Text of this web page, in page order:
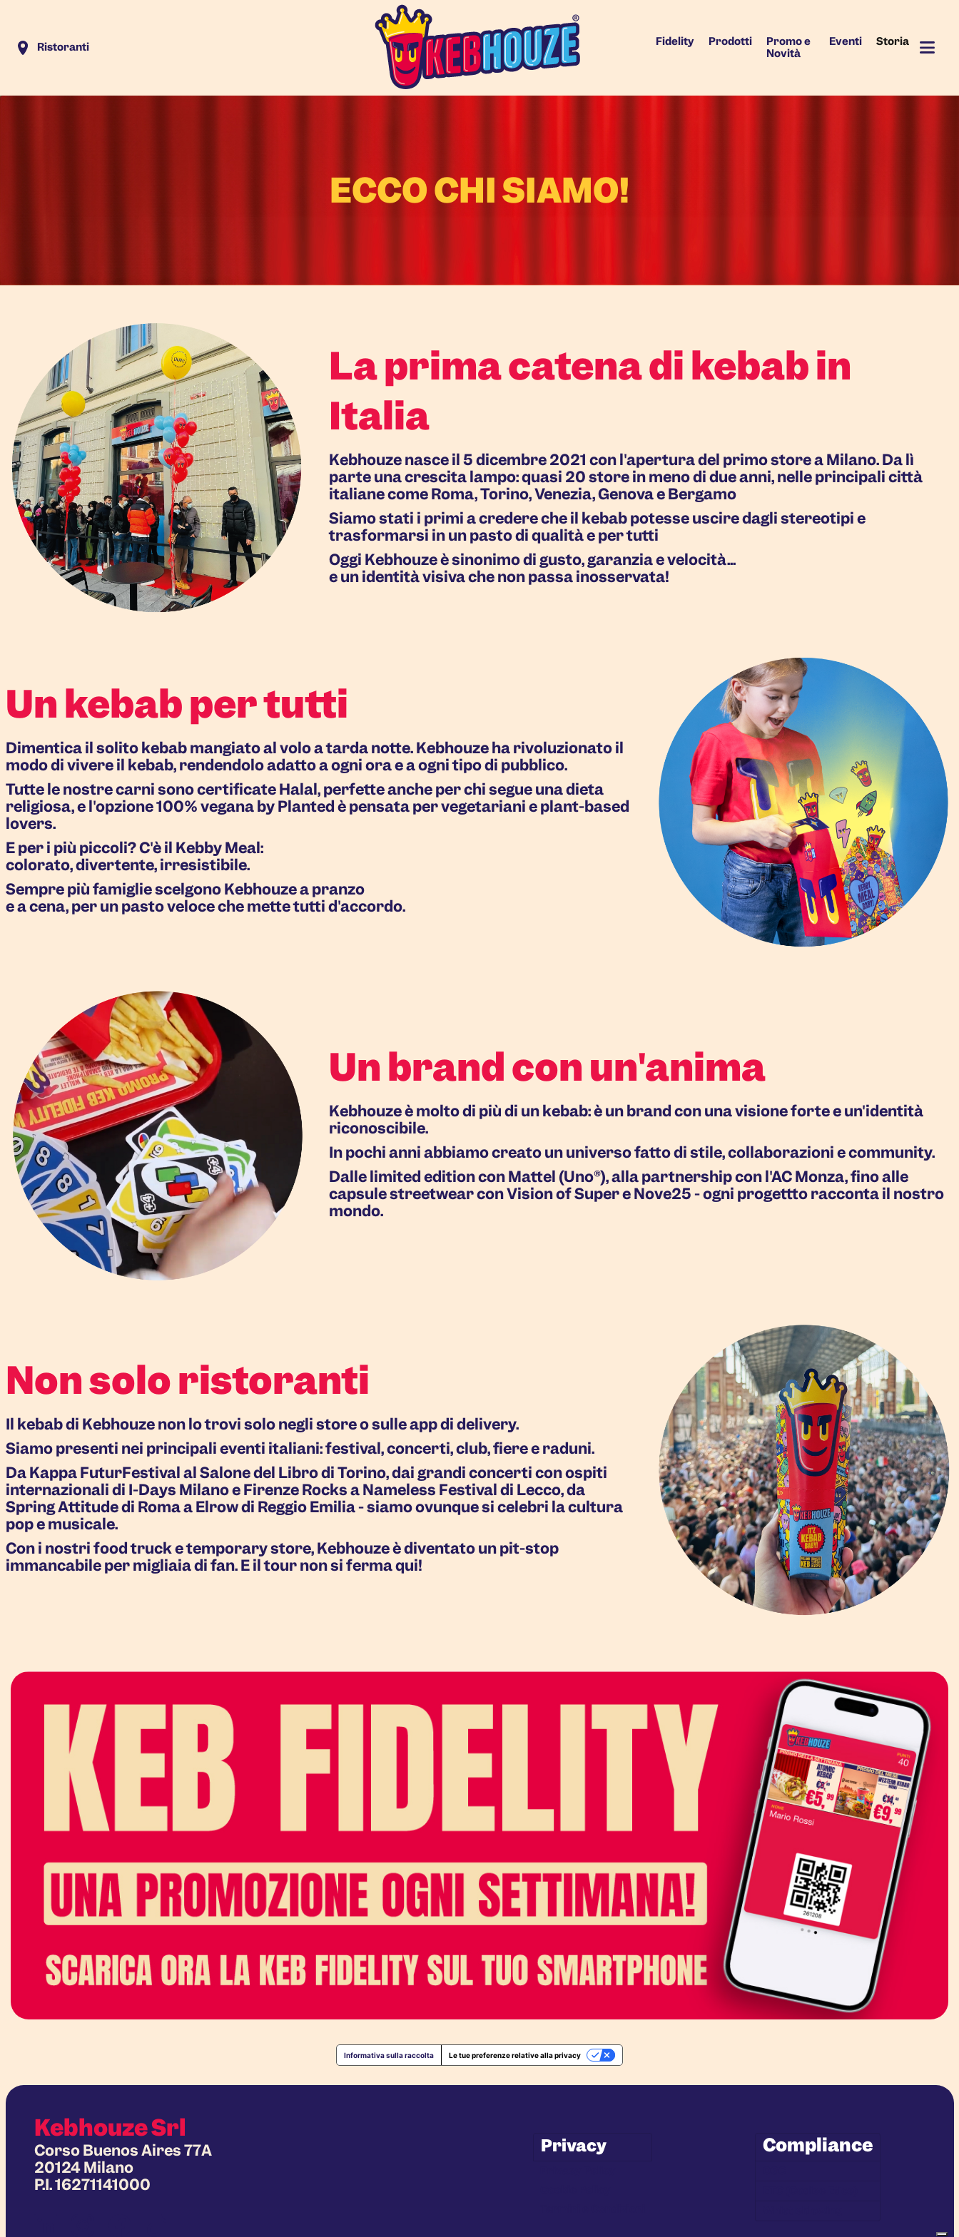
Ristoranti Fidelity Prodotti
Promo e
Novità
Eventi Storia
ECCO CHI SIAMO!
La prima catena di kebab in
Italia
Kebhouze nasce il 5 dicembre 2021 con l'apertura del primo store a Milano. Da lì
parte una crescita lampo: quasi 20 store in meno di due anni, nelle principali città
italiane come Roma, Torino, Venezia, Genova e Bergamo
Siamo stati i primi a credere che il kebab potesse uscire dagli stereotipi e
trasformarsi in un pasto di qualità e per tutti
Oggi Kebhouze è sinonimo di gusto, garanzia e velocità...
e un identità visiva che non passa inosservata!
Un kebab per tutti
Dimentica il solito kebab mangiato al volo a tarda notte. Kebhouze ha rivoluzionato il
modo di vivere il kebab, rendendolo adatto a ogni ora e a ogni tipo di pubblico.
Tutte le nostre carni sono certificate Halal, perfette anche per chi segue una dieta
religiosa, e l'opzione 100% vegana by Planted è pensata per vegetariani e plant-based
lovers.
E per i più piccoli? C'è il Kebby Meal:
colorato, divertente, irresistibile.
Sempre più famiglie scelgono Kebhouze a pranzo
e a cena, per un pasto veloce che mette tutti d'accordo.
Un brand con un'anima
Kebhouze è molto di più di un kebab: è un brand con una visione forte e un'identità
riconoscibile.
In pochi anni abbiamo creato un universo fatto di stile, collaborazioni e community.
Dalle limited edition con Mattel (Uno®), alla partnership con l'AC Monza, fino alle
capsule streetwear con Vision of Super e Nove25 - ogni progettto racconta il nostro
mondo.
Non solo ristoranti
Il kebab di Kebhouze non lo trovi solo negli store o sulle app di delivery.
Siamo presenti nei principali eventi italiani: festival, concerti, club, fiere e raduni.
Da Kappa FuturFestival al Salone del Libro di Torino, dai grandi concerti con ospiti
internazionali di I-Days Milano e Firenze Rocks a Nameless Festival di Lecco, da
Spring Attitude di Roma a Elrow di Reggio Emilia - siamo ovunque si celebri la cultura
pop e musicale.
Con i nostri food truck e temporary store, Kebhouze è diventato un pit-stop
immancabile per migliaia di fan. E il tour non si ferma qui!
Kebhouze Srl
Corso Buenos Aires 77A
20124 Milano
P.I. 16271141000
Privacy Compliance
Informativa sulla raccolta Le tue preferenze relative alla privacy